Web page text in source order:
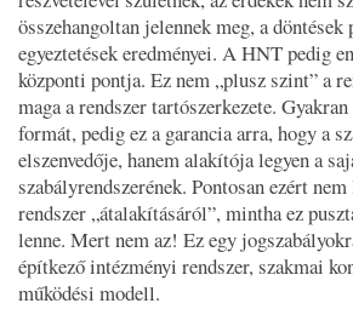
összehangoltan jelennek meg, a döntések
egyeztetések eredményei. A HNT pedig
központi pontja. Ez nem „plusz szint” a
maga a rendszer tartószerkezete.
formát, pedig ez a garancia arra, hogy a
elszenvedője, hanem alakítója legyen a
szabályrendszerének. Pontosan ezért
rendszer „átalakításáról”, mintha ez
lenne. Mert nem az! Ez egy
építkező intézményi rendszer, szakmai
működési modell.